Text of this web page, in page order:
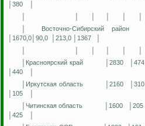
│380
Восточно-Сибирский район
│1670,0│90,0
│213,0 │1367
│Красноярский край
│2830 │474
│440
│Иркутская область
│2160 │310
│105
│Читинская область
│1600 │205
│425